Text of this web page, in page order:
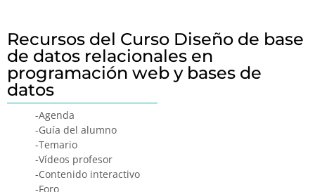
Recursos del Curso Diseño de base
de datos relacionales en
programación web y bases de
datos
-Agenda
-Guía del alumno
-Temario
-Vídeos profesor
-Contenido interactivo
-Foro